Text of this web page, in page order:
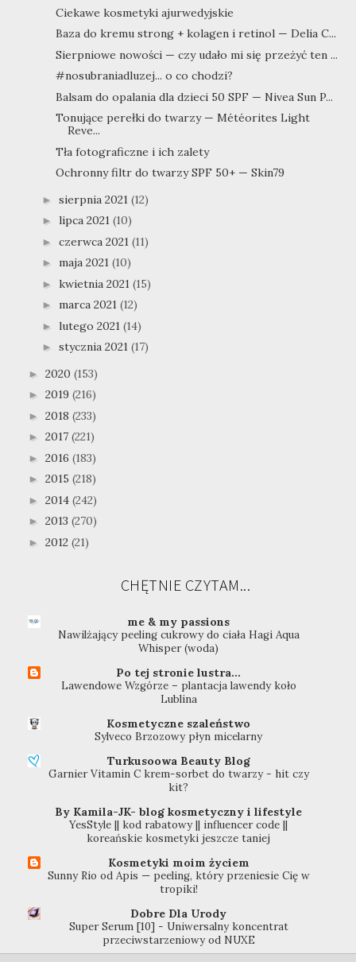
Ciekawe kosmetyki ajurwedyjskie
Baza do kremu strong + kolagen i retinol — Delia C...
Sierpniowe nowości — czy udało mi się przeżyć ten ...
#nosubraniadluzej... o co chodzi?
Balsam do opalania dla dzieci 50 SPF — Nivea Sun P...
Tonujące perełki do twarzy — Météorites Light
Reve...
Tła fotograficzne i ich zalety
Ochronny filtr do twarzy SPF 50+ — Skin79
► sierpnia 2021 (12)
► lipca 2021 (10)
► czerwca 2021 (11)
► maja 2021 (10)
► kwietnia 2021 (15)
► marca 2021 (12)
► lutego 2021 (14)
► stycznia 2021 (17)
► 2020 (153)
► 2019 (216)
► 2018 (233)
► 2017 (221)
► 2016 (183)
► 2015 (218)
► 2014 (242)
► 2013 (270)
► 2012 (21)
CHĘTNIE CZYTAM...
me & my passions
Nawilżający peeling cukrowy do ciała Hagi Aqua
Whisper (woda)
Po tej stronie lustra...
Lawendowe Wzgórze – plantacja lawendy koło
Lublina
Kosmetyczne szaleństwo
Sylveco Brzozowy płyn micelarny
Turkusoowa Beauty Blog
Garnier Vitamin C krem-sorbet do twarzy - hit czy
kit?
By Kamila-JK- blog kosmetyczny i lifestyle
YesStyle || kod rabatowy || influencer code ||
koreańskie kosmetyki jeszcze taniej
Kosmetyki moim życiem
Sunny Rio od Apis — peeling, który przeniesie Cię w
tropiki!
Dobre Dla Urody
Super Serum [10] - Uniwersalny koncentrat
przeciwstarzeniowy od NUXE